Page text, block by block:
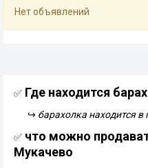
Нет объявлений
✅ Где находится
↪ барахолка находится
✅ что можно
Мукачево